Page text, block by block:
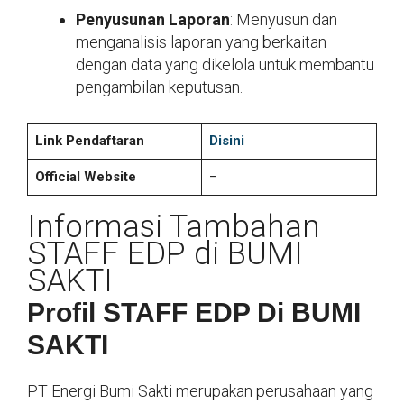
Penyusunan Laporan: Menyusun dan
menganalisis laporan yang berkaitan
dengan data yang dikelola untuk membantu
pengambilan keputusan.
Link Pendaftaran Disini
Official Website –
Informasi Tambahan
STAFF EDP di BUMI
SAKTI
Profil STAFF EDP Di BUMI
SAKTI
PT Energi Bumi Sakti merupakan perusahaan yang